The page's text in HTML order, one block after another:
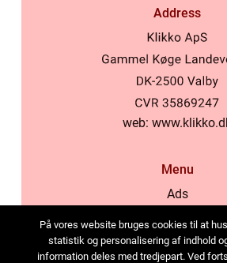
Address
web:
Menu
Ads
Cookies
Contact
På vores website bruges cookies til at
statistik og personalisering af indhold
information deles med tredjepart. Ved